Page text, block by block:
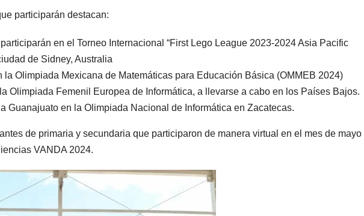
participarán destacan:
en el Torneo Internacional “First Lego League 2023-2024 Asia Pacific
de Sidney, Australia
la Olimpiada Mexicana de Matemáticas para Educación Básica (OMMEB 2024)
Olimpiada Femenil Europea de Informática, a llevarse a cabo en los Países Bajos.
Guanajuato en la Olimpiada Nacional de Informática en Zacatecas.
de primaria y secundaria que participaron de manera virtual en el mes de mayo
VANDA 2024.